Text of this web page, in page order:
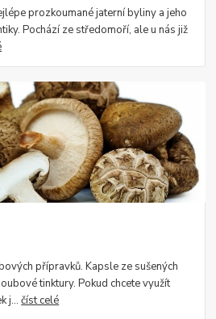
prozkoumané jaterní byliny a jeho
Pochází ze středomoří, ale u nás již
přípravků. Kapsle ze sušených
tinktury. Pokud chcete využít
j...číst celé